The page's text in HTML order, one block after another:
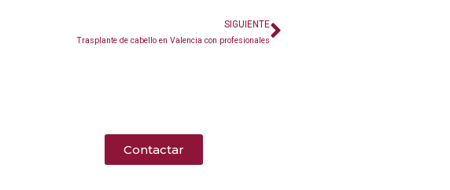
SIGUIENTE
Trasplante de cabello en Valencia con profesionales
Contactar